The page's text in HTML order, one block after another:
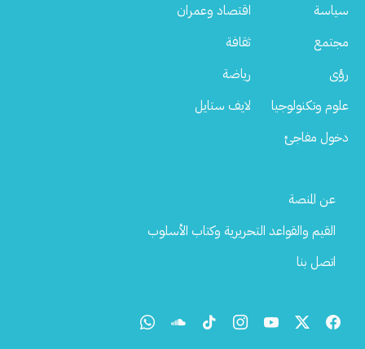
سياسة
اقتصاد وعمران
مجتمع
ثقافة
رؤى
رياضة
علوم وتكنولوجيا
لايف ستايل
دخول مفاجئ
Footer
عن المنصة
القيم والقواعد التحريرية وكتاب الأسلوب
اتصل بنا